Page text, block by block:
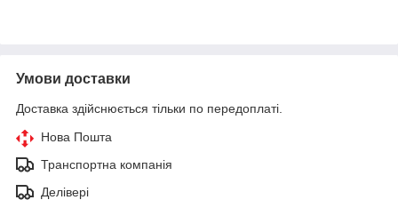
Умови доставки
Доставка здійснюється тільки по передоплаті.
Нова Пошта
Транспортна компанія
Делівері